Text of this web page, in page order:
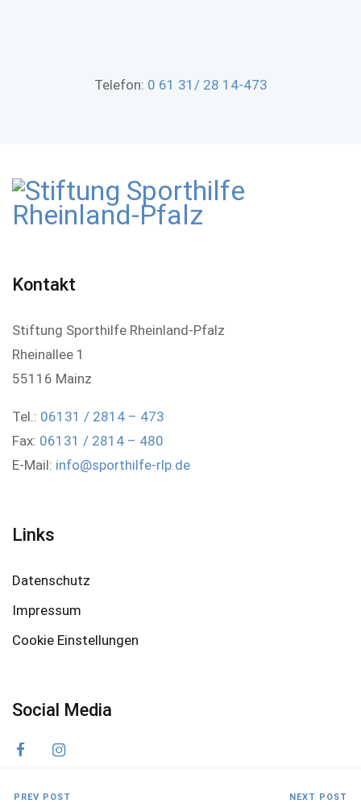
PREV POST NEXT POST
Telefon: 0 61 31/ 28 14-473
Kontakt
Stiftung Sporthilfe Rheinland-Pfalz
Rheinallee 1
55116 Mainz
Tel.: 06131 / 2814 – 473
Fax: 06131 / 2814 – 480
E-Mail: info@sporthilfe-rlp.de
Links
Datenschutz
Impressum
Cookie Einstellungen
Social Media